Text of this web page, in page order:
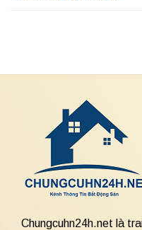
Chungcuhn24h.net là